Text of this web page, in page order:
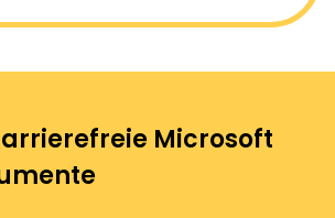
Microsoft